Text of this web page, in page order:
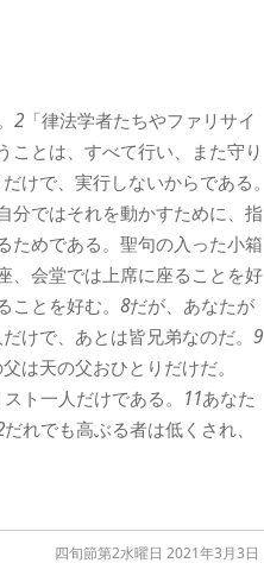
2 「律法学者たちやファリサイ
ことは、すべて行い、また守り
けで、実行しないからである。
分ではそれを動かすために、指
ためである。聖句の入った小箱
、会堂では上席に座ることを好
とを好む。 8だが、あなたが
けで、あとは皆兄弟なのだ。 9
は天の父おひとりだけだ。
ト一人だけである。 11あなた
だれでも高ぶる者は低くされ、
四旬節第2水曜日 2021年3月3日